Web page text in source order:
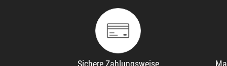
Sichere Zahlungsweise